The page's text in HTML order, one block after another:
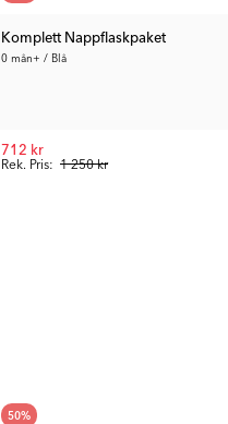
Komplett Nappflaskpaket
0 mån+ / Blå
Rek. Pris: 1 250 kr
712 kr
50%